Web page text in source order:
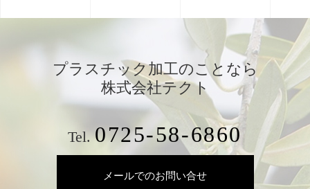
プラスチック加工のことなら
株式会社テクト
Tel.0725-58-6860
メールでのお問い合せ